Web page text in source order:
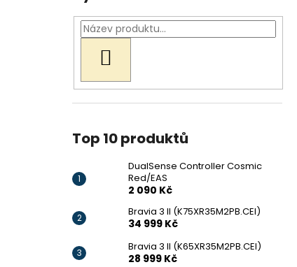
Top 10 produktů
DualSense Controller Cosmic
Red/EAS
2 090 Kč
Bravia 3 II (K75XR35M2PB.CEI)
34 999 Kč
Bravia 3 II (K65XR35M2PB.CEI)
28 999 Kč